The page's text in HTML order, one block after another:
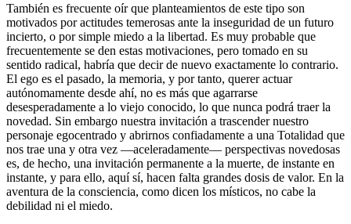
También es frecuente oír que planteamientos de este tipo son
motivados por actitudes temerosas ante la inseguridad de un futuro
incierto, o por simple miedo a la libertad. Es muy probable que
frecuentemente se den estas motivaciones, pero tomado en su
sentido radical, habría que decir de nuevo exactamente lo contrario.
El ego es el pasado, la memoria, y por tanto, querer actuar
autónomamente desde ahí, no es más que agarrarse
desesperadamente a lo viejo conocido, lo que nunca podrá traer la
novedad. Sin embargo nuestra invitación a trascender nuestro
personaje egocentrado y abrirnos confiadamente a una Totalidad que
nos trae una y otra vez ―aceleradamente― perspectivas novedosas
es, de hecho, una invitación permanente a la muerte, de instante en
instante, y para ello, aquí sí, hacen falta grandes dosis de valor. En la
aventura de la consciencia, como dicen los místicos, no cabe la
debilidad ni el miedo.